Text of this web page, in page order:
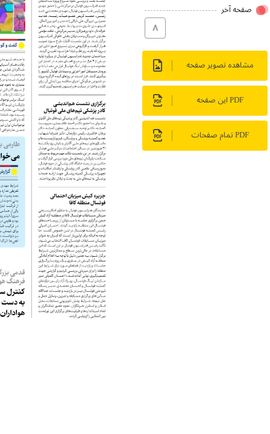
صفحه آخر
۸
مشاهده تصویر صفحه
PDF این صفحه
PDF تمام صفحات